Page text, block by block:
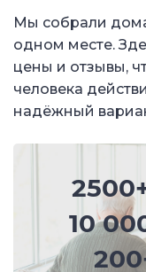
Мы собрали
одном месте.
цены и отзывы,
человека
надёжный
10